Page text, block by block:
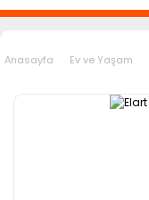
Anasayfa Ev ve Yaşam